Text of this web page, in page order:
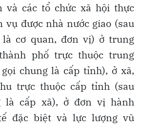
và các tổ chức xã hội thực
vụ được nhà nước giao (sau
là cơ quan, đơn vị) ở trung
phố trực thuộc trung
chung là cấp tỉnh), ở xã,
trực thuộc cấp tỉnh (sau
là cấp xã), ở đơn vị hành
đặc biệt và lực lượng vũ